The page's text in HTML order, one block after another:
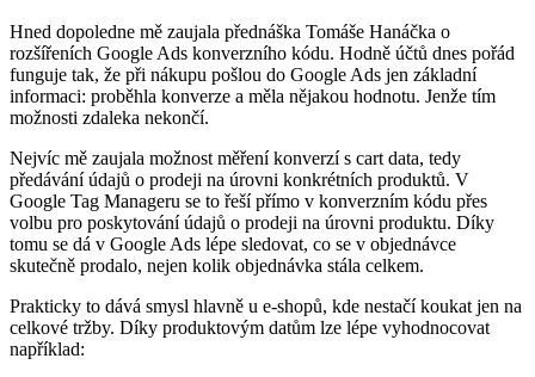
Hned dopoledne mě zaujala přednáška Tomáše Hanáčka o
rozšířeních Google Ads konverzního kódu. Hodně účtů dnes pořád
funguje tak, že při nákupu pošlou do Google Ads jen základní
informaci: proběhla konverze a měla nějakou hodnotu. Jenže tím
možnosti zdaleka nekončí.
Nejvíc mě zaujala možnost měření konverzí s cart data, tedy
předávání údajů o prodeji na úrovni konkrétních produktů. V
Google Tag Manageru se to řeší přímo v konverzním kódu přes
volbu pro poskytování údajů o prodeji na úrovni produktu. Díky
tomu se dá v Google Ads lépe sledovat, co se v objednávce
skutečně prodalo, nejen kolik objednávka stála celkem.
Prakticky to dává smysl hlavně u e-shopů, kde nestačí koukat jen na
celkové tržby. Díky produktovým datům lze lépe vyhodnocovat
například: